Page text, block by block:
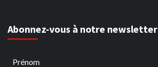
Abonnez-vous à notre newsletter
Prénom